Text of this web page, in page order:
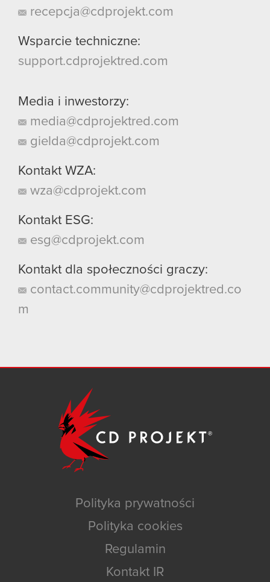
recepcja@cdprojekt.com
Wsparcie techniczne:
support.cdprojektred.com
Media i inwestorzy:
media@cdprojektred.com
gielda@cdprojekt.com
Kontakt WZA:
wza@cdprojekt.com
Kontakt ESG:
esg@cdprojekt.com
Kontakt dla społeczności graczy:
contact.community@cdprojektred.co
m
Polityka prywatności
Polityka cookies
Regulamin
Kontakt IR